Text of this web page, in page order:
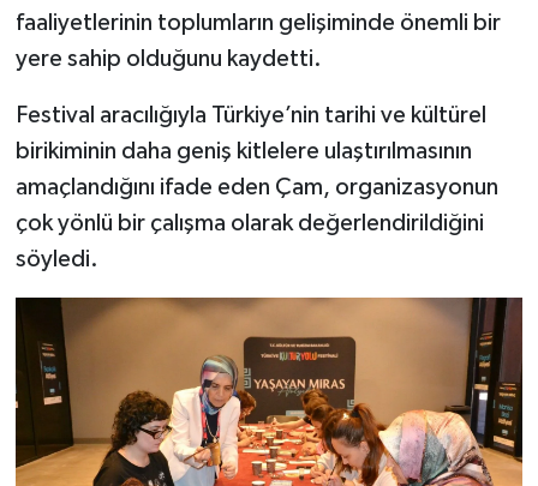
faaliyetlerinin toplumların gelişiminde önemli bir
yere sahip olduğunu kaydetti.
Festival aracılığıyla Türkiye’nin tarihi ve kültürel
birikiminin daha geniş kitlelere ulaştırılmasının
amaçlandığını ifade eden Çam, organizasyonun
çok yönlü bir çalışma olarak değerlendirildiğini
söyledi.